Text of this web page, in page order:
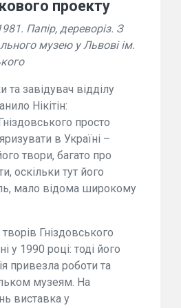
проекту
Папір, дереворіз. З
музею у Львові ім.
та завідувач відділу
Нікітін:
просто
в Україні –
твори, багато про
оскільки тут його
мало відома широкому
Гніздовського
у 1990 році: тоді його
привезла роботи та
музеям. На
виставка у